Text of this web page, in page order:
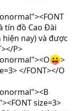
tín đồ Cao Đài
nay) và được
P>
>
</FONT></O
size=3>